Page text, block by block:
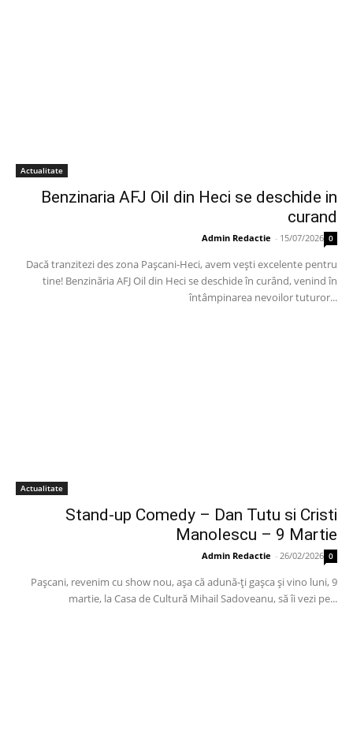
Actualitate
Benzinaria AFJ Oil din Heci se deschide in
curand
Admin Redactie - 15/07/2026 0
Dacă tranzitezi des zona Pașcani-Heci, avem vești excelente pentru
tine! Benzinăria AFJ Oil din Heci se deschide în curând, venind în
întâmpinarea nevoilor tuturor...
Actualitate
Stand-up Comedy – Dan Tutu si Cristi
Manolescu – 9 Martie
Admin Redactie - 26/02/2026 0
Paşcani, revenim cu show nou, aşa că adună-ţi gaşca şi vino luni, 9
martie, la Casa de Cultură Mihail Sadoveanu, să îi vezi pe...